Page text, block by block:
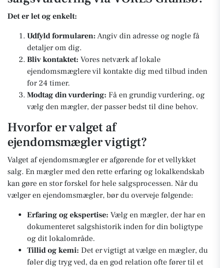
Det er let og enkelt:
Udfyld formularen: Angiv din adresse og nogle få
detaljer om dig.
Bliv kontaktet: Vores netværk af lokale
ejendomsmæglere vil kontakte dig med tilbud inden
for 24 timer.
Modtag din vurdering: Få en grundig vurdering, og
vælg den mægler, der passer bedst til dine behov.
Hvorfor er valget af
ejendomsmægler vigtigt?
Valget af ejendomsmægler er afgørende for et vellykket
salg. En mægler med den rette erfaring og lokalkendskab
kan gøre en stor forskel for hele salgsprocessen. Når du
vælger en ejendomsmægler, bør du overveje følgende:
Erfaring og ekspertise: Vælg en mægler, der har en
dokumenteret salgshistorik inden for din boligtype
og dit lokalområde.
Tillid og kemi: Det er vigtigt at vælge en mægler, du
føler dig tryg ved, da en god relation ofte fører til et